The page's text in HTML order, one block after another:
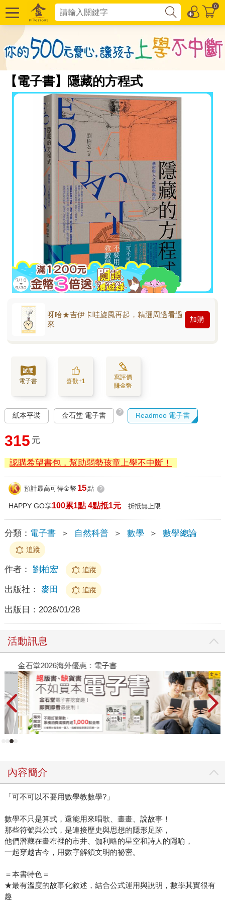
0
【電子書】隱藏的方程式
呀哈★吉伊卡哇旋風再起，精選周邊看過
來
加購
電子書 喜歡+1
寫評價
賺金幣
紙本平裝 金石堂 電子書 ? Readmoo 電子書
315 元
認購希望書包，幫助弱勢孩童上學不中斷！
預計最高可得金幣 15點 ?
HAPPY GO享100累1點 4點抵1元 折抵無上限
分類： 電子書 ＞ 自然科普 ＞ 數學 ＞ 數學總論
追蹤
作者： 劉柏宏 追蹤
出版社： 麥田 追蹤
出版日： 2026/01/28
活動訊息
金石堂2026海外優惠：電子書
新
內容簡介
「可不可以不要用數學教數學?」
數學不只是算式，還能用來唱歌、畫畫、說故事！
那些符號與公式，是連接歷史與思想的隱形足跡，
他們潛藏在畫布裡的市井、伽利略的星空和詩人的隱喻，
一起穿越古今，用數字解鎖文明的祕密。
＝本書特色＝
★最有溫度的故事化敘述，結合公式運用與說明，數學其實很有
趣